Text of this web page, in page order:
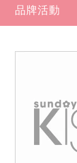
品牌活動